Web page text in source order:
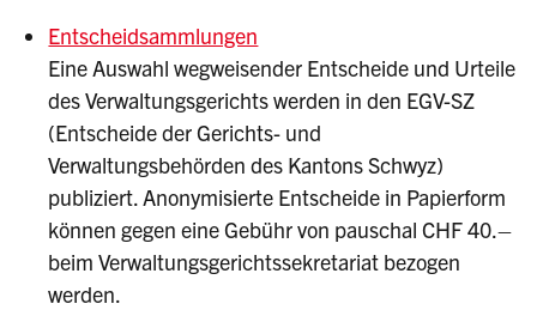
Entscheidsammlungen
Eine Auswahl wegweisender Entscheide und Urteile
des Verwaltungsgerichts werden in den EGV-SZ
(Entscheide der Gerichts- und
Verwaltungsbehörden des Kantons Schwyz)
publiziert. Anonymisierte Entscheide in Papierform
können gegen eine Gebühr von pauschal CHF 40.–
beim Verwaltungsgerichtssekretariat bezogen
werden.